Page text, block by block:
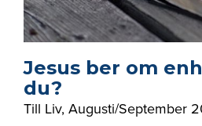
Jesus ber om
du?
Till Liv, Augusti/September